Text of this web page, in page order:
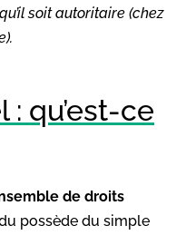
soit autoritaire (chez
qu’est-ce
de droits
possède du simple